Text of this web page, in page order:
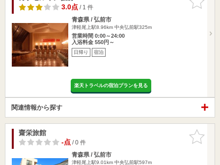
りに追加
3.0点/ 1 件
青森県 / 弘前市
津軽尾上駅8.96km 中央弘前駅325m
営業時間 0:00～24:00
入浴料金 550円～
日帰り 宿泊
楽天トラベルの宿泊プランを見る
関連情報から探す
お気に入
りに追加
齋栄旅館
-点/ 0 件
青森県 / 弘前市
津軽尾上駅9.01km 中央弘前駅597m